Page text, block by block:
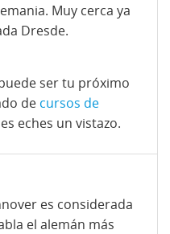
Muy cerca ya
Dresde.
ser tu próximo
de cursos de
eches un vistazo.
es considerada
el alemán más